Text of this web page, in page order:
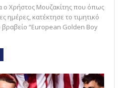
ο Χρήστος Μουζακίτης που όπως
ημέρες, κατέκτησε το τιμητικό
βραβείο “European Golden Boy